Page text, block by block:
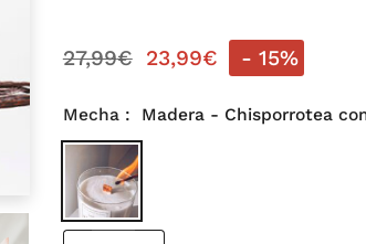
27,99€ 23,99€ - 15%
Mecha Madera - Chisporrotea